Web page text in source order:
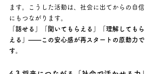
ます。こうした活動は、社会に出てからの自信
にもつながります。
「話せる」「聞いてもらえる」「理解してもら
える」――この安心感が再スタートの原動力で
す。